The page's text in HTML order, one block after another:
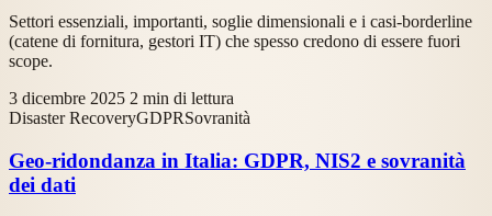
Settori essenziali, importanti, soglie dimensionali e i casi-borderline
(catene di fornitura, gestori IT) che spesso credono di essere fuori
scope.
3 dicembre 2025 2 min di lettura
Disaster RecoveryGDPRSovranità
Geo-ridondanza in Italia: GDPR, NIS2 e sovranità
dei dati